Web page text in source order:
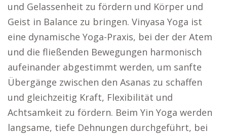
und Gelassenheit zu fördern und Körper und
Geist in Balance zu bringen. Vinyasa Yoga ist
eine dynamische Yoga-Praxis, bei der der Atem
und die fließenden Bewegungen harmonisch
aufeinander abgestimmt werden, um sanfte
Übergänge zwischen den Asanas zu schaffen
und gleichzeitig Kraft, Flexibilität und
Achtsamkeit zu fördern. Beim Yin Yoga werden
langsame, tiefe Dehnungen durchgeführt, bei